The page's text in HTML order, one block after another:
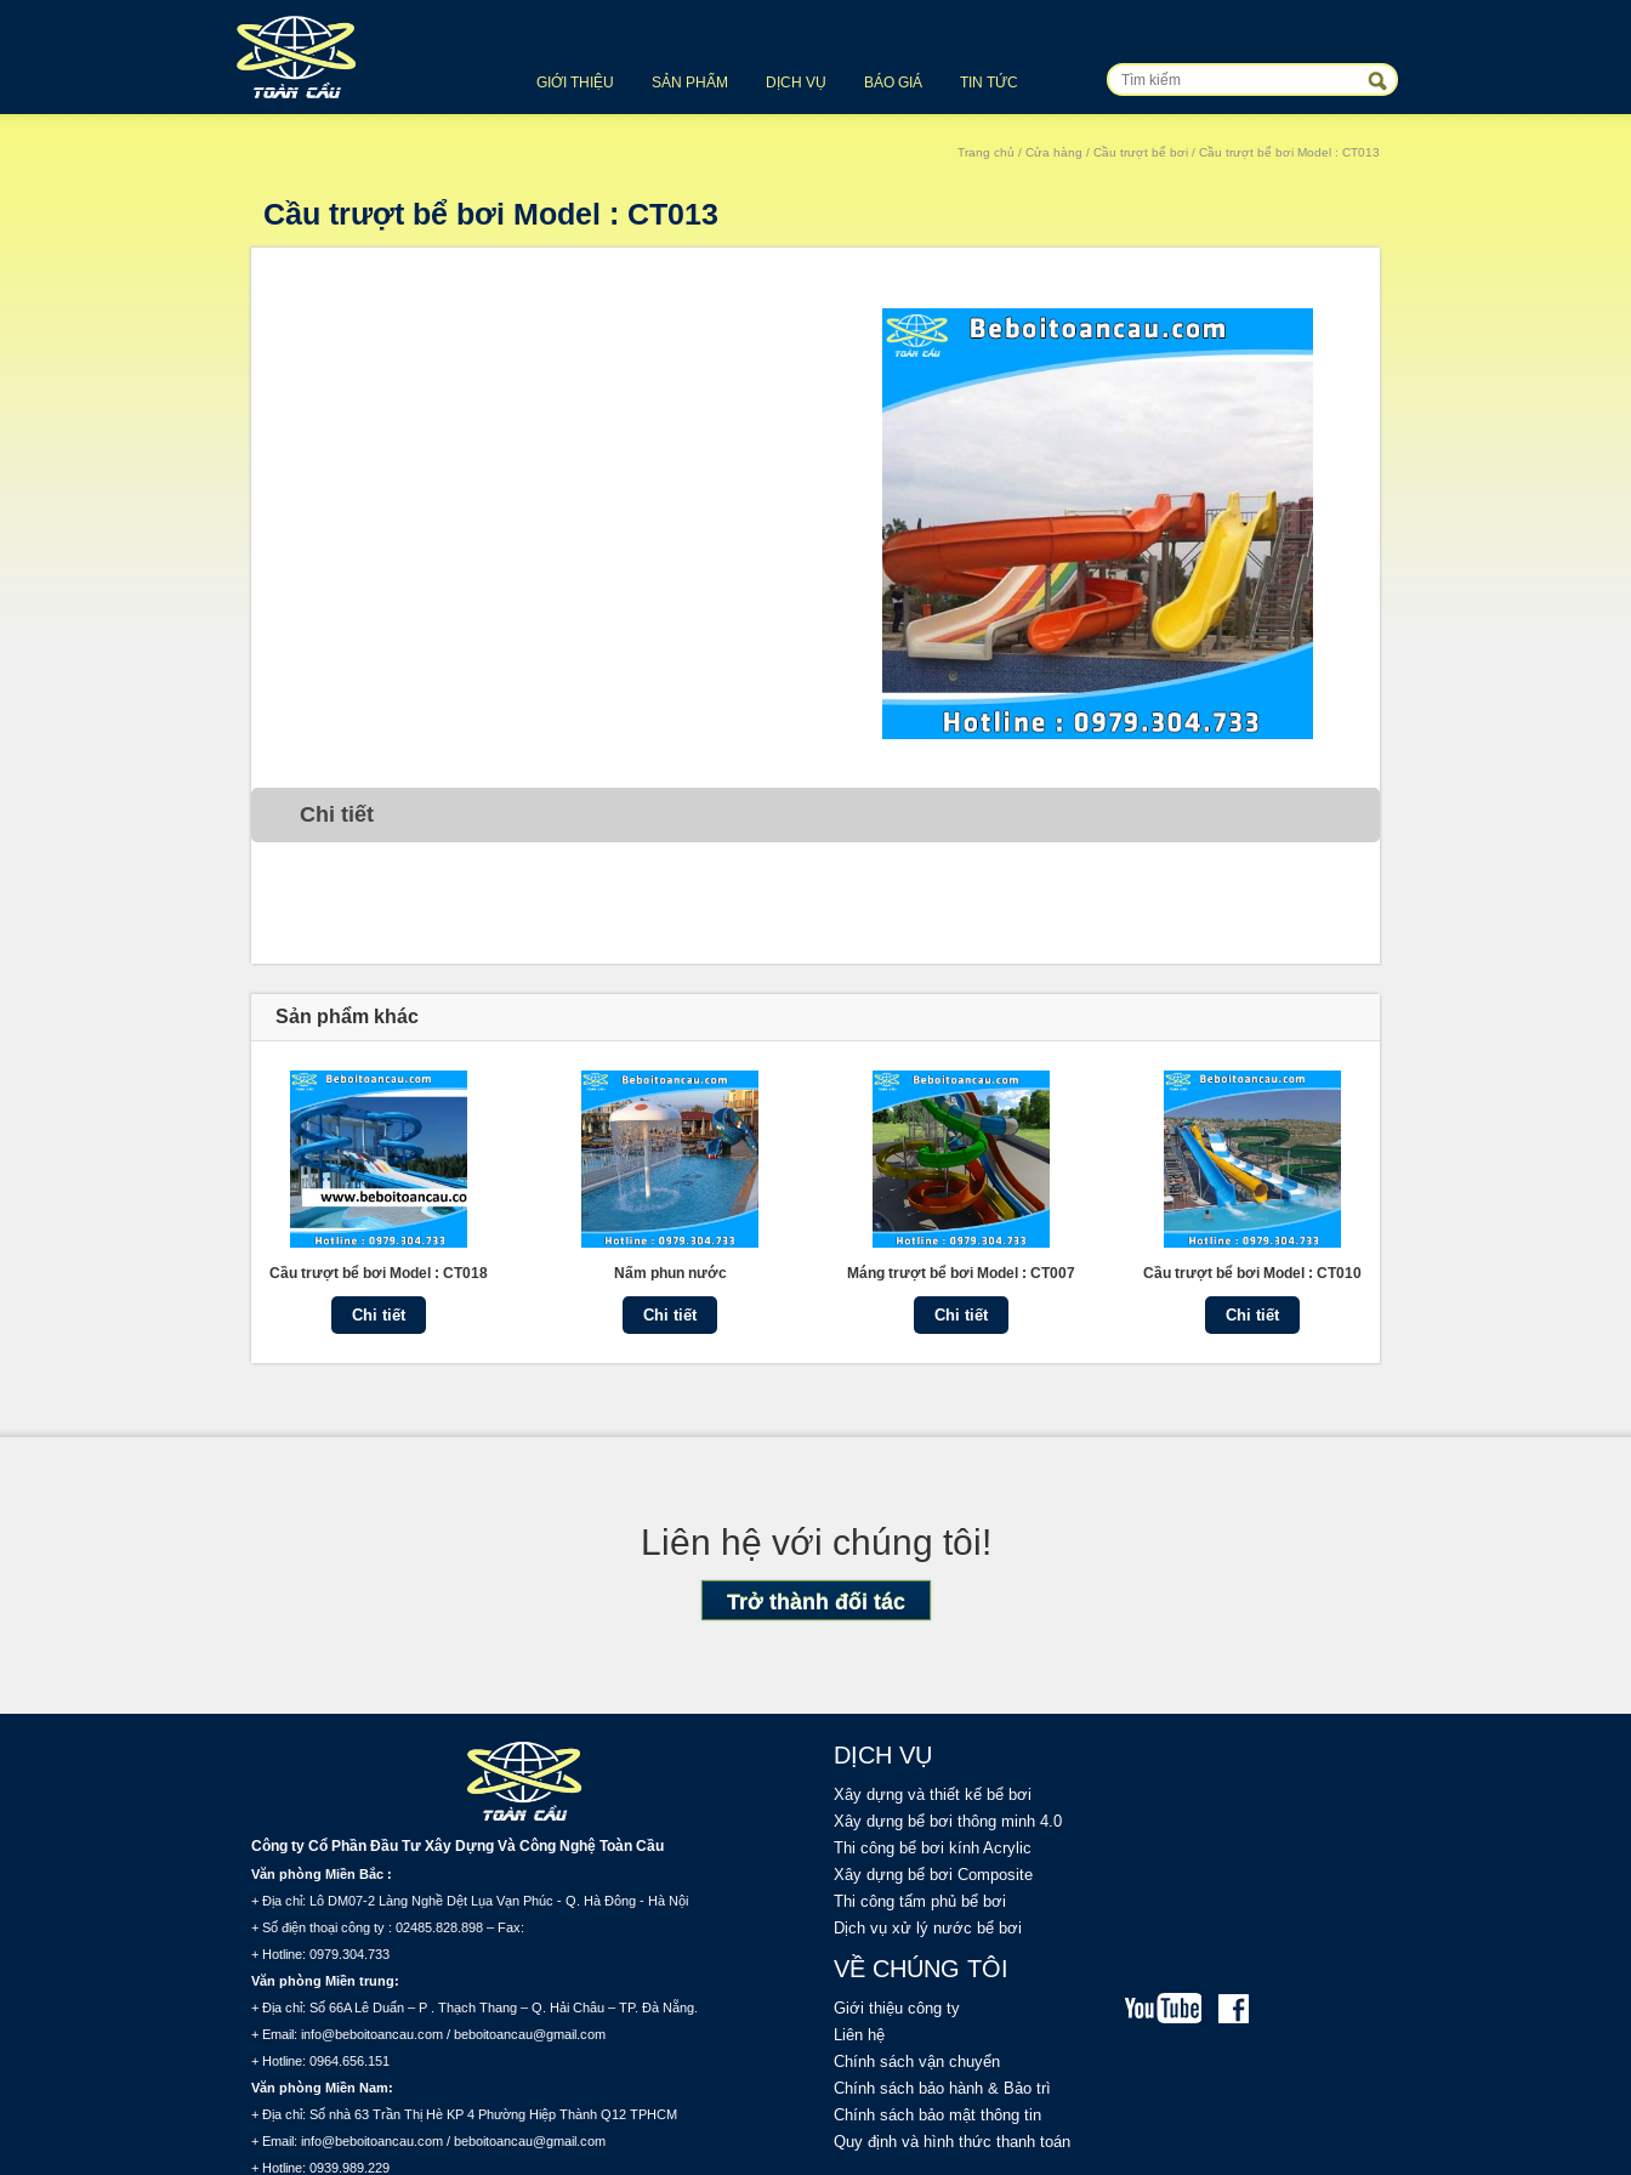
GIỚI THIỆU SẢN PHẨM DỊCH VỤ BÁO GIÁ TIN TỨC
Trang chủ / Cửa hàng / Cầu trượt bể bơi / Cầu trượt bể bơi Model : CT013
Cầu trượt bể bơi Model : CT013
Chi tiết
Sản phẩm khác
Cầu trượt bể bơi Model : CT018
Chi tiết
Nấm phun nước
Chi tiết
Máng trượt bể bơi Model : CT007
Chi tiết
Cầu trượt bể bơi Model : CT010
Chi tiết
Liên hệ với chúng tôi!
Trở thành đối tác
Công ty Cổ Phần Đầu Tư Xây Dựng Và Công Nghệ Toàn Cầu
Văn phòng Miền Bắc :
+ Địa chỉ: Lô DM07-2 Làng Nghề Dệt Lụa Vạn Phúc - Q. Hà Đông - Hà Nội
+ Số điện thoại công ty : 02485.828.898 – Fax:
+ Hotline: 0979.304.733
Văn phòng Miền trung:
+ Địa chỉ: Số 66A Lê Duẩn – P . Thạch Thang – Q. Hải Châu – TP. Đà Nẵng.
+ Email: info@beboitoancau.com / beboitoancau@gmail.com
+ Hotline: 0964.656.151
Văn phòng Miền Nam:
+ Địa chỉ: Số nhà 63 Trần Thị Hè KP 4 Phường Hiệp Thành Q12 TPHCM
+ Email: info@beboitoancau.com / beboitoancau@gmail.com
+ Hotline: 0939.989.229
DỊCH VỤ
Xây dựng và thiết kế bể bơi
Xây dựng bể bơi thông minh 4.0
Thi công bể bơi kính Acrylic
Xây dựng bể bơi Composite
Thi công tấm phủ bể bơi
Dịch vụ xử lý nước bể bơi
VỀ CHÚNG TÔI
Giới thiệu công ty
Liên hệ
Chính sách vận chuyển
Chính sách bảo hành & Bảo trì
Chính sách bảo mật thông tin
Quy định và hình thức thanh toán